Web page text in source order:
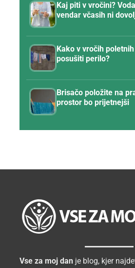
Kaj piti v vročini?
vendar včasih ni
Kako v vročih
posušiti perilo?
Brisačo položite na
prostor bo prijetnejši
Vse za moj dan je blog, kjer